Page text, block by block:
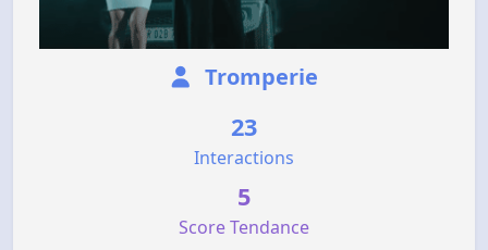
Tromperie
23
Interactions
5
Score Tendance